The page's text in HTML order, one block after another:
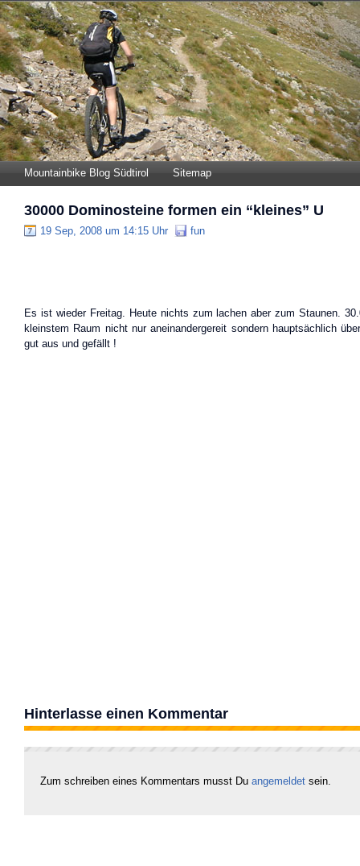
Mountainbike Blog Südtirol Sitemap
30000 Dominosteine formen ein “kleines” U
19 Sep, 2008 um 14:15 Uhr fun
Es ist wieder Freitag. Heute nichts zum lachen aber zum Staunen.
kleinstem Raum nicht nur aneinandergereit sondern hauptsächlich
gut aus und gefällt !
Hinterlasse einen Kommentar
Zum schreiben eines Kommentars musst Du angemeldet sein.